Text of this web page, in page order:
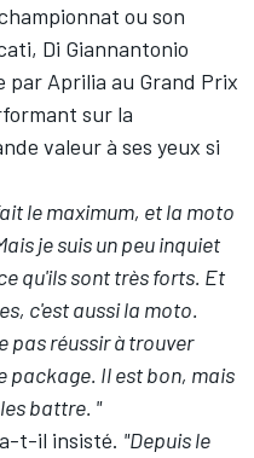
ou son
Di Giannantonio
par Aprilia au Grand Prix
sur la
valeur à ses yeux si
le maximum, et la moto
je suis un peu inquiet
qu'ils sont très forts. Et
c'est aussi la moto.
pas réussir à trouver
package. Il est bon, mais
battre. "
t-il insisté. "Depuis le